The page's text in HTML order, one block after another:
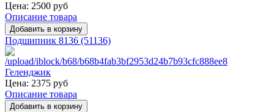
Цена: 2500 руб
Описание товара
Подшипник 8136 (51136)
Цена: 2375 руб
Описание товара